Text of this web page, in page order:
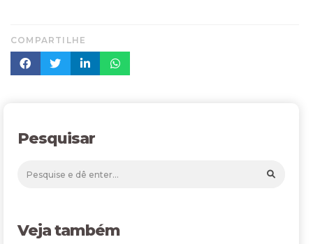
COMPARTILHE
Pesquisar
Veja também